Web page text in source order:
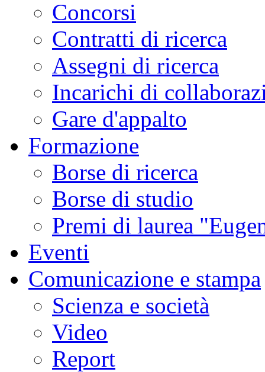
Concorsi
Contratti di ricerca
Assegni di ricerca
Incarichi di
Gare d'appalto
Formazione
Borse di ricerca
Borse di studio
Premi di laurea
Eventi
Comunicazione e stampa
Scienza e società
Video
Report